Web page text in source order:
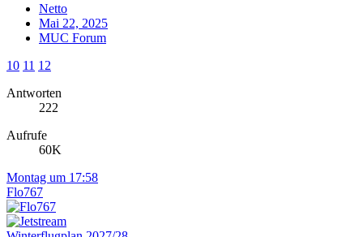
Netto
Mai 22, 2025
MUC Forum
10 11 12
Antworten
222
Aufrufe
60K
Montag um 17:58
Flo767